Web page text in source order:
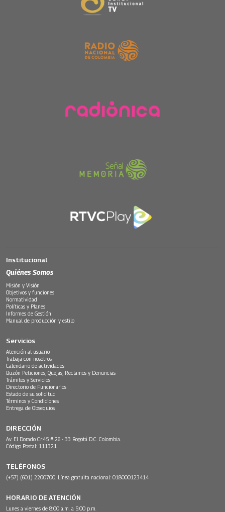
Institucional
Quiénes Somos
Misión y Visión
Objetivos y funciones
Normatividad
Políticas y Planes
Informes de Gestión
Manual de producción y estilo
Servicios
Atención al usuario
Trabaja con nosotros
Calendario de actividades
Buzón Peticiones, Quejas, Reclamos y Denuncias
Trámites y Servicios
Directorio de Funcionarios
Estado de su solicitud
Términos y Condiciones
Entrega de Obsequios
DIRECCIÓN
Av. El Dorado Cr.45 # 26 - 33 Bogotá D.C. Colombia.
Código Postal: 111321
TELÉFONOS
(+57) (601) 2200700. Línea gratuita nacional: 018000123414
HORARIO DE ATENCIÓN
Lunes a viernes de 8:00 a.m. a 5:00 p.m.